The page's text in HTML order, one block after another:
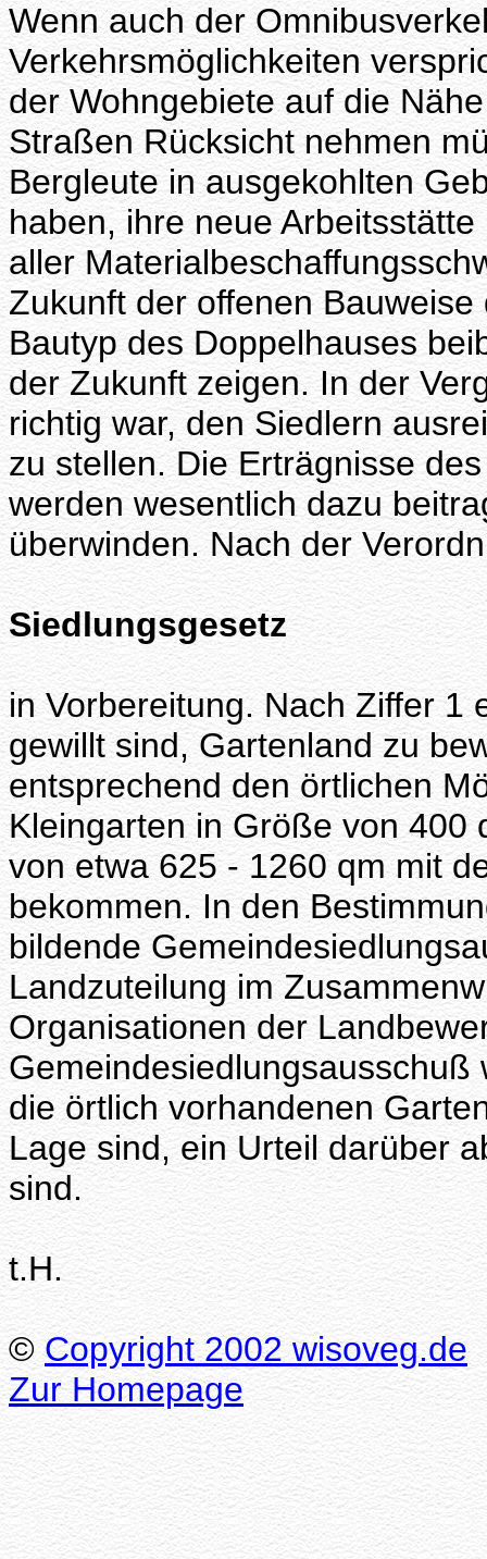
Wenn auch der
Verkehrsmöglichkeiten
der Wohngebiete auf die
Straßen Rücksicht nehmen
Bergleute in ausgekohlten
haben, ihre neue
aller
Zukunft der offenen
Bautyp des Doppelhauses
der Zukunft zeigen. In der
richtig war, den Siedlern
zu stellen. Die Erträgnisse
werden wesentlich dazu
überwinden. Nach der
Siedlungsgesetz
in Vorbereitung. Nach Ziffer 1
gewillt sind, Gartenland zu
entsprechend den örtlichen
Kleingarten in Größe von 400
von etwa 625 - 1260 qm mit
bekommen. In den
bildende
Landzuteilung im
Organisationen der
die örtlich vorhandenen
Lage sind, ein Urteil darüber
sind.
t.H.
© Copyright 2002 wisoveg.de
Zur Homepage